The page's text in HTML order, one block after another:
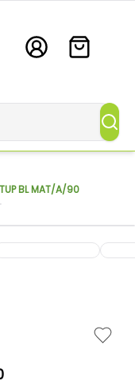
BL MAT/A/90